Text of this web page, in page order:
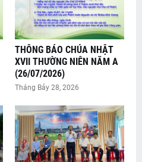
THÔNG BÁO CHÚA NHẬT
XVII THƯỜNG NIÊN NĂM A
(26/07/2026)
Tháng Bảy 28, 2026